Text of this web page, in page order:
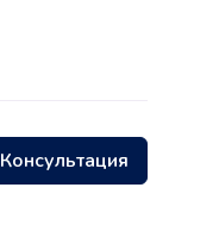
Консультация